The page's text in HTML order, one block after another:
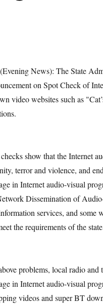
News): The State
on Spot Check of
video websites such as
show that the Internet
terror and violence, and
in Internet audio-visual
Dissemination of
services, and some
the requirements of the
local radio and
in Internet audio-visual
videos and super BT